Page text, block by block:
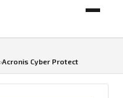
›Acronis Cyber Protect